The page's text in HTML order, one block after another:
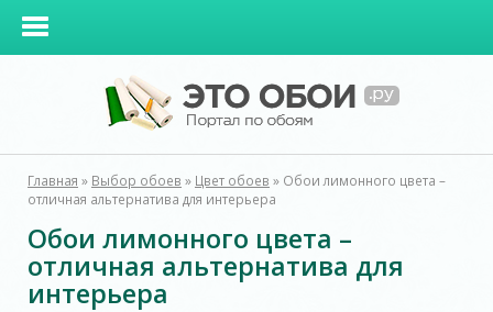
Главная » Выбор обоев » Цвет обоев » Обои лимонного цвета –
отличная альтернатива для интерьера
Обои лимонного цвета –
отличная альтернатива для
интерьера